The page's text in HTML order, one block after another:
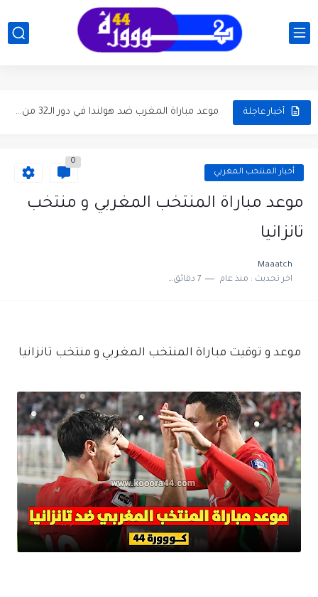
أخبار عاجلة موعد مباراة المغرب ضد هولندا في دور الـ32 من كأس...
موعد مباراة الجزائر والأرجنتين في كأس العالم 2026 والقنوات الناقلة أخبار المنتخب المغربي
0
موعد مباراة المنتخب المغربي و منتخب
تانزانيا
Maaatch
اخر تحديث : منذ عام 7 دقائق للقراءة
موعد و توقيت مباراة المنتخب المغربي و منتخب تانزانيا